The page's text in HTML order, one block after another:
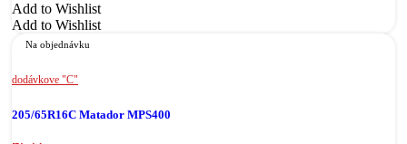
Add to Wishlist
Add to Wishlist
Na objednávku
dodávkove "C"
205/65R16C Matador MPS400